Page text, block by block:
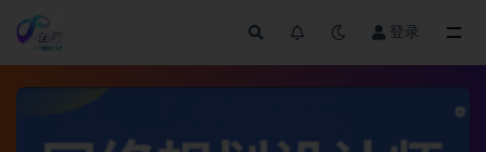
登录